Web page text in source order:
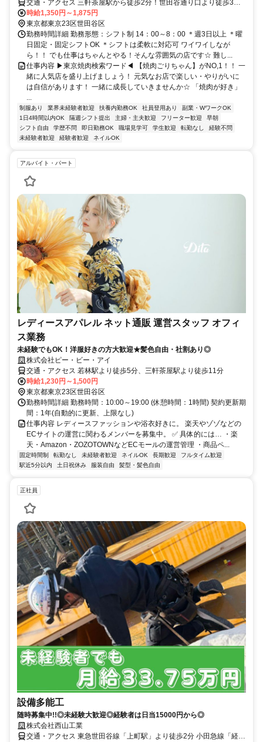
交通・アクセス 三軒茶屋駅から徒歩2分！世田谷通り口より徒歩3分
■SNSでも大人気で今話題の黒毛和牛とタンとハラミが絶品の焼肉
店！口コミ評価も高くて安心して働きやすい職場環境です！
時給1,350円～1,875円
東京都東京23区世田谷区
勤務時間詳細 勤務形態：シフト制 14：00～8：00 ＊週3日以上 ＊曜
日固定・固定シフトOK ＊シフトは柔軟に対応可 ワイワイしなが
ら！！ でも仕事はちゃんとやる！そんな雰囲気の店です☆ 難し...
仕事内容 ▶東京焼肉検索ワード◀ 【焼肉ごりちゃん】がNO,1！！ 一
緒に人気店を盛り上げましょう！ 元気なお店で楽しい・やりがいに
は自信があります！ 一緒に成長していきませんか☆ 「焼肉が好き」
...
制服あり 業界未経験者歓迎 扶養内勤務OK 社員登用あり
副業・WワークOK
1日4時間以内OK
隔週シフト提出 主婦・主夫歓迎 フリーター歓迎
早朝
シフト自由
学歴不問 即日勤務OK 職場見学可 学生歓迎 転勤なし
経験不問
未経験者歓迎
経験者歓迎 ネイルOK
アルバイト・パート
レディースアパレル ネット通販 運営スタッフ オフィ
ス業務
未経験でもOK！洋服好きの方大歓迎★髪色自由・社割あり◎
株式会社ピー・ビー・アイ
交通・アクセス 若林駅より徒歩5分、三軒茶屋駅より徒歩11分
時給1,230円～1,500円
東京都東京23区世田谷区
勤務時間詳細 勤務時間：10:00～19:00 (休憩時間：1時間) 契約更新期
間：1年(自動的に更新、上限なし)
仕事内容 レディースファッションや浴衣好きに。 楽天やゾゾなどの
ECサイトの運営に関わるメンバーを募集中。 ✅ 具体的には… ・楽
天・Amazon・ZOZOTOWNなどECモールの運営管理 ・商品ペ...
固定時間制 転勤なし 未経験者歓迎 ネイルOK 長期歓迎
フルタイム歓迎
駅近5分以内
土日祝休み 服装自由 髪型・髪色自由
正社員
設備多能工
随時募集中!!◎未経験大歓迎◎経験者は日当15000円から◎
株式会社西山工業
交通・アクセス 東急世田谷線「上町駅」より徒歩2分 小田急線「経堂